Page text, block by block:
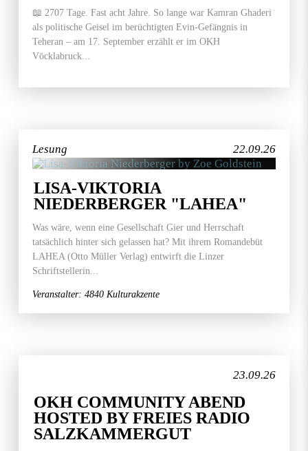
📖 2707 Tage. Fast acht Jahre. So lange war Kamran Ghaderi
als politische Geisel im berüchtigten Evin-Gefängnis in
Teheran – am 17. September erzählt er im OKH
Vöcklabruck...
22.09.26
Lesung
LISA-VIKTORIA
NIEDERBERGER "LAHEA"
Was wäre, wenn eine Gesellschaft Gier und Herrschaft
tatsächlich hinter sich gelassen hat? Mit ihrem Romandebüt
LAHEA (Otto Müller Verlag) entwirft die Linzer
Schriftstellerin...
Veranstalter: 4840 Kulturakzente
23.09.26
OKH COMMUNITY ABEND
HOSTED BY FREIES RADIO
SALZKAMMERGUT